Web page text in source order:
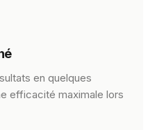
en quelques
efficacité maximale lors